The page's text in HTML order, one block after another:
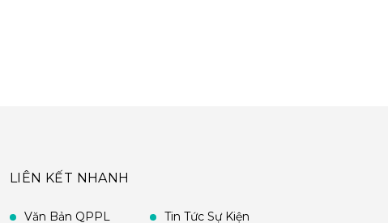
LIÊN KẾT NHANH
Văn Bản QPPL
Tin Tức Sự Kiện